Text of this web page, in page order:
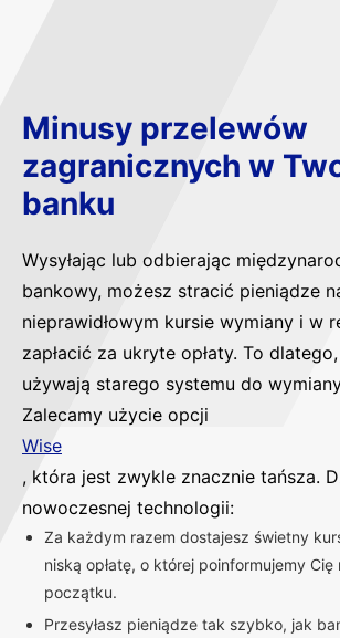
Minusy przelewów
zagranicznych w
banku
Wysyłając lub odbierając
bankowy, możesz stracić pieniądze
nieprawidłowym kursie wymiany i w
zapłacić za ukryte opłaty. To
używają starego systemu do
Zalecamy użycie opcji
Wise
, która jest zwykle znacznie tańsza.
nowoczesnej technologii:
Za każdym razem dostajesz świetny
niską opłatę, o której poinformujemy Cię
początku.
Przesyłasz pieniądze tak szybko, jak